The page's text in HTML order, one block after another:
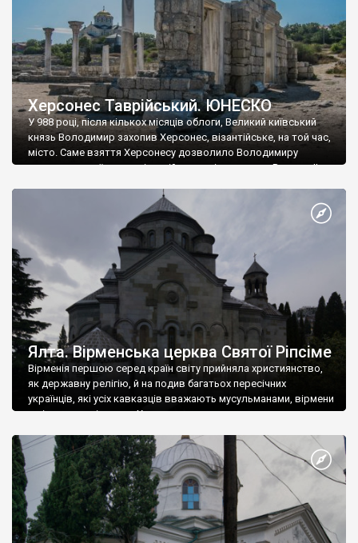
Херсонес Таврійський. ЮНЕСКО
У 988 році, після кількох місяців облоги, Великий київський
князь Володимир захопив Херсонес, візантійське, на той час,
місто. Саме взяття Херсонесу дозволило Володимиру
диктувати свої умови візантійському імператору Василю ІІ, та
Херсонесі Володимир-язичник, став Василем-християнином.
А потім було Хрещення Русі. На честь Херсонесу Таврійського
Ялта. Вірменська церква Святої Ріпсіме
Вірменія першою серед країн світу прийняла християнство,
як державну релігію, й на подив багатьох пересічних
українців, які усіх кавказців вважають мусульманами, вірмени
є відданими вірянами Христа